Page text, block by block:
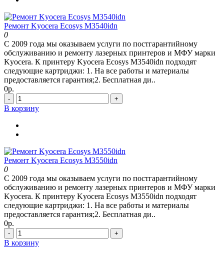
Ремонт Kyocera Ecosys M3540idn
0
С 2009 года мы оказываем услуги по постгарантийному
обслуживанию и ремонту лазерных принтеров и МФУ марки
Kyocera. К принтеру Kyocera Ecosys M3540idn подходят
следующие картриджи: 1. На все работы и материалы
предоставляется гарантия;2. Бесплатная ди..
0р.
- +
В корзину
Ремонт Kyocera Ecosys M3550idn
0
С 2009 года мы оказываем услуги по постгарантийному
обслуживанию и ремонту лазерных принтеров и МФУ марки
Kyocera. К принтеру Kyocera Ecosys M3550idn подходят
следующие картриджи: 1. На все работы и материалы
предоставляется гарантия;2. Бесплатная ди..
0р.
- +
В корзину